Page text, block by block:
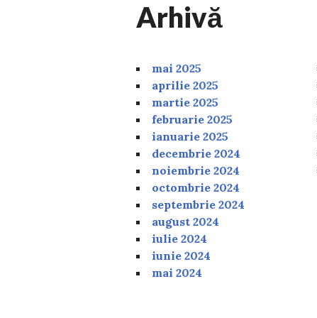
Arhivă
mai 2025
aprilie 2025
martie 2025
februarie 2025
ianuarie 2025
decembrie 2024
noiembrie 2024
octombrie 2024
septembrie 2024
august 2024
iulie 2024
iunie 2024
mai 2024